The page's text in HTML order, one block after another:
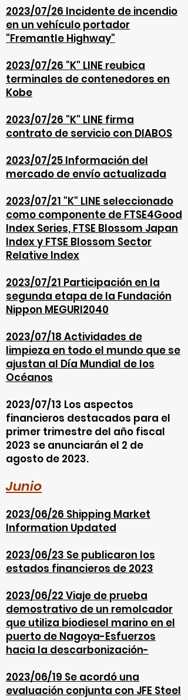
2023/07/26 Incidente de incendio
en un vehículo portador
"Fremantle Highway"
2023/07/26 "K" LINE reubica
terminales de contenedores en
Kobe
2023/07/26 "K" LINE firma
contrato de servicio con DIABOS
2023/07/25 Información del
mercado de envío actualizada
2023/07/21 "K" LINE seleccionado
como componente de FTSE4Good
Index Series, FTSE Blossom Japan
Index y FTSE Blossom Sector
Relative Index
2023/07/21 Participación en la
segunda etapa de la Fundación
Nippon MEGURI2040
2023/07/18 Actividades de
limpieza en todo el mundo que se
ajustan al Día Mundial de los
Océanos
2023/07/13 Los aspectos
financieros destacados para el
primer trimestre del año fiscal
2023 se anunciarán el 2 de
agosto de 2023.
Junio
2023/06/26 Shipping Market
Information Updated
2023/06/23 Se publicaron los
estados financieros de 2023
2023/06/22 Viaje de prueba
demostrativo de un remolcador
que utiliza biodiesel marino en el
puerto de Nagoya-Esfuerzos
hacia la descarbonización-
2023/06/19 Se acordó una
evaluación conjunta con JFE Steel